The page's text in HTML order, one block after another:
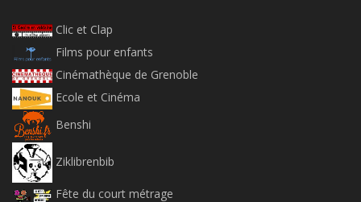
Clic et Clap
Films pour enfants
Cinémathèque de Grenoble
Ecole et Cinéma
Benshi
Ziklibrenbib
Fête du court métrage